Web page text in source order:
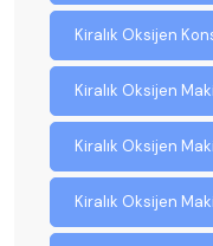
Kiralık Oksijen
Kiralık Oksijen
Kiralık Oksijen
Kiralık Oksijen